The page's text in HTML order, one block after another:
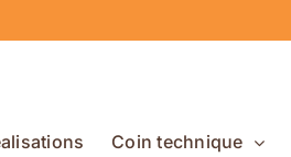
Coin technique